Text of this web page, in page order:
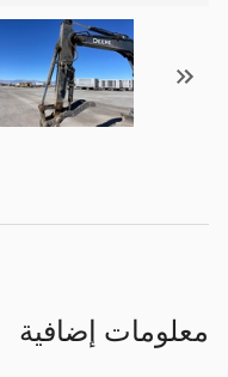
معلومات إضافية